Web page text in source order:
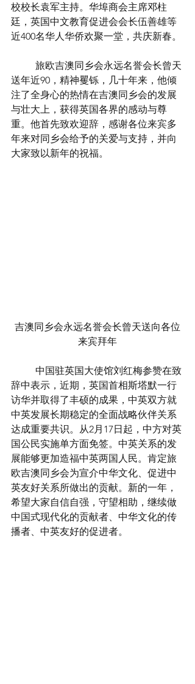
校校长袁军主持。华埠商会主席邓柱
廷，英国中文教育促进会会长伍善雄等
近400名华人华侨欢聚一堂，共庆新春。
送年近90，精神矍铄，几十年来，他倾
注了全身心的热情在吉澳同乡会的发展
与壮大上，获得英国各界的感动与尊
重。他首先致欢迎辞，感谢各位来宾多
年来对同乡会给予的关爱与支持，并向
大家致以新年的祝福。
吉澳同乡会永远名誉会长曾天送向各位
来宾拜年
辞中表示，近期，英国首相斯塔默一行
访华并取得了丰硕的成果，中英双方就
中英发展长期稳定的全面战略伙伴关系
达成重要共识。从2月17日起，中方对英
国公民实施单方面免签。中英关系的发
展能够更加造福中英两国人民。肯定旅
欧吉澳同乡会为宣介中华文化、促进中
英友好关系所做出的贡献。新的一年，
希望大家自信自强，守望相助，继续做
中国式现代化的贡献者、中华文化的传
播者、中英友好的促进者。